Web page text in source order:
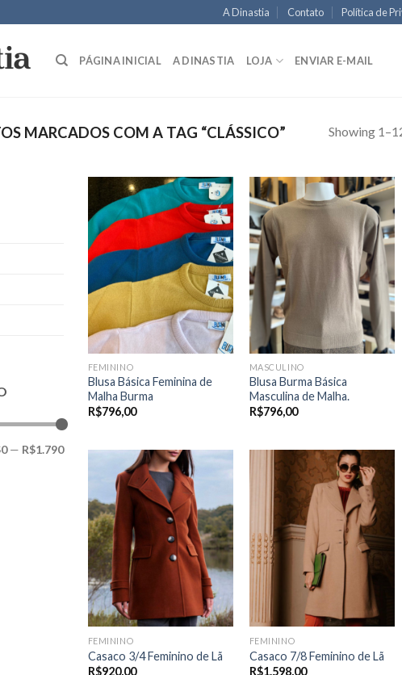
A Dinastia Contato Política de
PÁGINA INICIAL A DINASTIA LOJA ENVIAR E-MAIL
MARCADOS COM A TAG “CLÁSSICO” Showing
— R$1.790
FEMININO
Blusa Básica Feminina de
Malha Burma
R$796,00
MASCULINO
Blusa Burma Básica
Masculina de Malha.
R$796,00
FEMININO
Casaco 3/4 Feminino de Lã
R$920,00
FEMININO
Casaco 7/8 Feminino de Lã
R$1.598,00